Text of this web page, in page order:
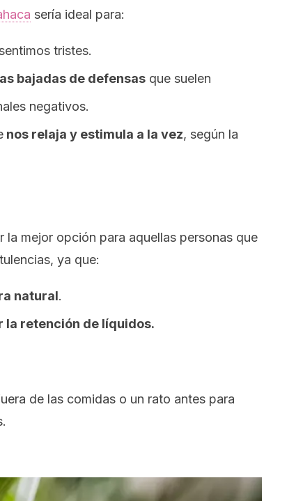
sería ideal para:
tristes.
bajadas de defensas que suelen
negativos.
nos relaja y estimula a la vez, según la
la mejor opción para aquellas personas que
ya que:
natural.
la retención de líquidos.
de las comidas o un rato antes para